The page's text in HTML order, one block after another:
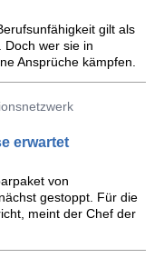
gilt als
Doch wer sie in
Ansprüche kämpfen.
erwartet
von
gestoppt. Für die
meint der Chef der